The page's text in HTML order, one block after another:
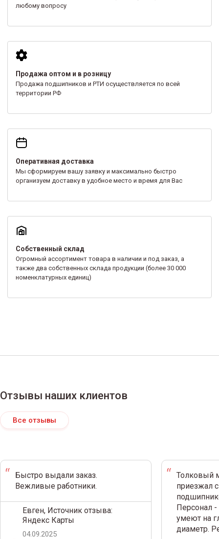
любому вопросу
Продажа оптом и в розницу
Продажа подшипников и РТИ осуществляется по всей
территории РФ
Оперативная доставка
Мы сформируем вашу заявку и максимально быстро
организуем доставку в удобное место и время для Вас
Собственный склад
Огромный ассортимент товара в наличии и под заказ, а
также два собственных склада продукции (более 30 000
номенклатурных единиц)
Отзывы наших клиентов
Все отзывы
Быстро выдали заказ.
Вежливые работники.
Евген, Источник отзыва:
Яндекс Карты
04.09.2025
Толковый
приезжал
Персонал
умеют на
диаметр.